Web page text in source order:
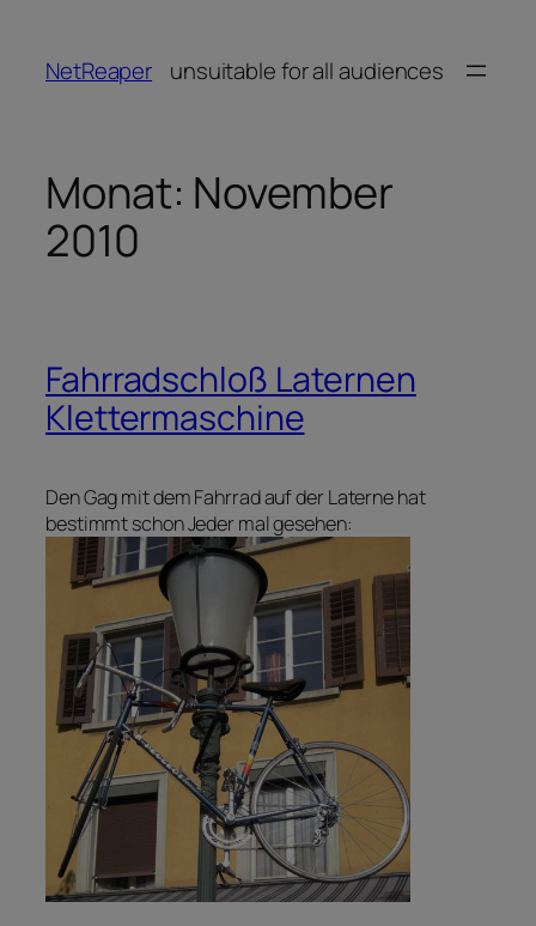
springen
NetReaper unsuitable for all audiences
Monat: November
2010
Fahrradschloß Laternen
Klettermaschine
Den Gag mit dem Fahrrad auf der Laterne hat
bestimmt schon Jeder mal gesehen: